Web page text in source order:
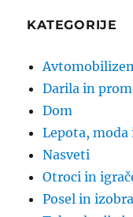
KATEGORIJE
Darila in
Dom
Lepota, moda
Nasveti
Otroci in
Posel in